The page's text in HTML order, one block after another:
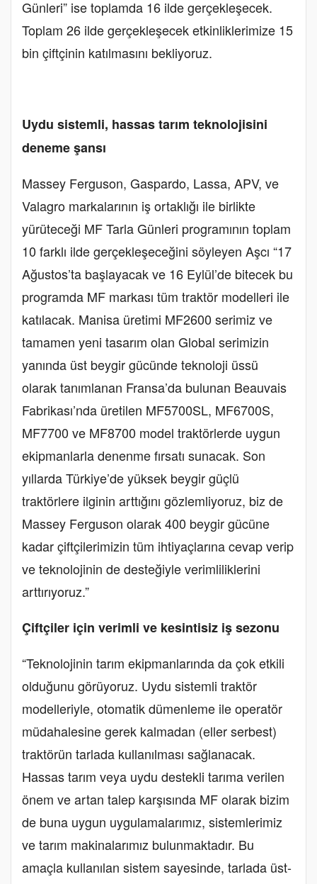
Günleri” ise toplamda 16 ilde gerçekleşecek.
Toplam 26 ilde gerçekleşecek etkinliklerimize 15
bin çiftçinin katılmasını bekliyoruz.
Uydu sistemli, hassas tarım teknolojisini
deneme şansı
Massey Ferguson, Gaspardo, Lassa, APV, ve
Valagro markalarının iş ortaklığı ile birlikte
yürüteceği MF Tarla Günleri programının toplam
10 farklı ilde gerçekleşeceğini söyleyen Aşcı “17
Ağustos’ta başlayacak ve 16 Eylül’de bitecek bu
programda MF markası tüm traktör modelleri ile
katılacak. Manisa üretimi MF2600 serimiz ve
tamamen yeni tasarım olan Global serimizin
yanında üst beygir gücünde teknoloji üssü
olarak tanımlanan Fransa’da bulunan Beauvais
Fabrikası’nda üretilen MF5700SL, MF6700S,
MF7700 ve MF8700 model traktörlerde uygun
ekipmanlarla denenme fırsatı sunacak. Son
yıllarda Türkiye’de yüksek beygir güçlü
traktörlere ilginin arttığını gözlemliyoruz, biz de
Massey Ferguson olarak 400 beygir gücüne
kadar çiftçilerimizin tüm ihtiyaçlarına cevap verip
ve teknolojinin de desteğiyle verimliliklerini
arttırıyoruz.”
Çiftçiler için verimli ve kesintisiz iş sezonu
“Teknolojinin tarım ekipmanlarında da çok etkili
olduğunu görüyoruz. Uydu sistemli traktör
modelleriyle, otomatik dümenleme ile operatör
müdahalesine gerek kalmadan (eller serbest)
traktörün tarlada kullanılması sağlanacak.
Hassas tarım veya uydu destekli tarıma verilen
önem ve artan talep karşısında MF olarak bizim
de buna uygun uygulamalarımız, sistemlerimiz
ve tarım makinalarımız bulunmaktadır. Bu
amaçla kullanılan sistem sayesinde, tarlada üst-